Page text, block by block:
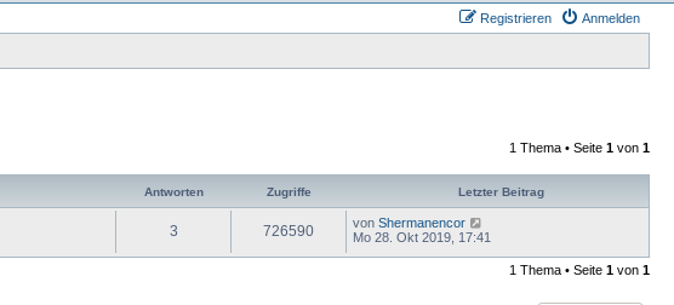
Anmelden
Registrieren
1 Thema • Seite 1 von 1
Antworten Zugriffe Letzter Beitrag
3 726590 von Shermanencor
Mo 28. Okt 2019, 17:41
1 Thema • Seite 1 von 1